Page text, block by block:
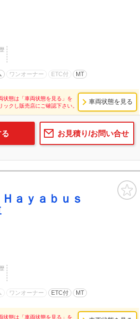
ワンオーナー ETC付 MT
状態は「車両状態を見る」を
ックし販売店にご確認下さい。
車両状態を見る
お見積り/お問い合せ
ａｙａｂｕｓ
ワンオーナー ETC付 MT
状態は「車両状態を見る」を